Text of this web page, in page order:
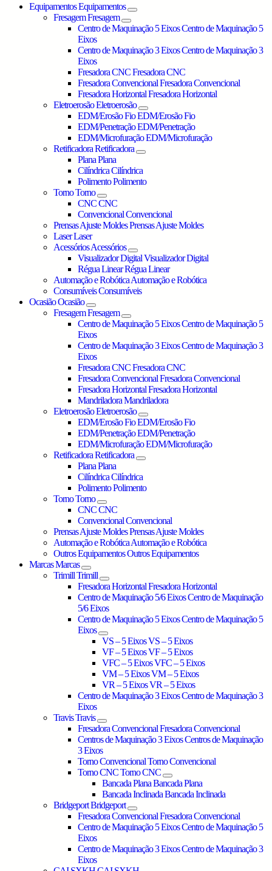
EquipamentosEquipamentos
FresagemFresagem
Centro de Maquinação 5 EixosCentro de Maquinação 5
Eixos
Centro de Maquinação 3 EixosCentro de Maquinação 3
Eixos
Fresadora CNCFresadora CNC
Fresadora ConvencionalFresadora Convencional
Fresadora HorizontalFresadora Horizontal
EletroerosãoEletroerosão
EDM/Erosão FioEDM/Erosão Fio
EDM/PenetraçãoEDM/Penetração
EDM/MicrofuraçãoEDM/Microfuração
RetificadoraRetificadora
PlanaPlana
CilíndricaCilíndrica
PolimentoPolimento
TornoTorno
CNCCNC
ConvencionalConvencional
Prensas Ajuste MoldesPrensas Ajuste Moldes
LaserLaser
AcessóriosAcessórios
Visualizador DigitalVisualizador Digital
Régua LinearRégua Linear
Automação e RobóticaAutomação e Robótica
ConsumíveisConsumíveis
OcasiãoOcasião
FresagemFresagem
Centro de Maquinação 5 EixosCentro de Maquinação 5
Eixos
Centro de Maquinação 3 EixosCentro de Maquinação 3
Eixos
Fresadora CNCFresadora CNC
Fresadora ConvencionalFresadora Convencional
Fresadora HorizontalFresadora Horizontal
MandriladoraMandriladora
EletroerosãoEletroerosão
EDM/Erosão FioEDM/Erosão Fio
EDM/PenetraçãoEDM/Penetração
EDM/MicrofuraçãoEDM/Microfuração
RetificadoraRetificadora
PlanaPlana
CilíndricaCilíndrica
PolimentoPolimento
TornoTorno
CNCCNC
ConvencionalConvencional
Prensas Ajuste MoldesPrensas Ajuste Moldes
Automação e RobóticaAutomação e Robótica
Outros EquipamentosOutros Equipamentos
MarcasMarcas
TrimillTrimill
Fresadora HorizontalFresadora Horizontal
Centro de Maquinação 5/6 EixosCentro de Maquinação
5/6 Eixos
Centro de Maquinação 5 EixosCentro de Maquinação 5
Eixos
VS – 5 EixosVS – 5 Eixos
VF – 5 EixosVF – 5 Eixos
VFC – 5 EixosVFC – 5 Eixos
VM – 5 EixosVM – 5 Eixos
VR – 5 EixosVR – 5 Eixos
Centro de Maquinação 3 EixosCentro de Maquinação 3
Eixos
TravisTravis
Fresadora ConvencionalFresadora Convencional
Centros de Maquinação 3 EixosCentros de Maquinação
3 Eixos
Torno ConvencionalTorno Convencional
Torno CNCTorno CNC
Bancada PlanaBancada Plana
Bancada InclinadaBancada Inclinada
BridgeportBridgeport
Fresadora ConvencionalFresadora Convencional
Centro de Maquinação 5 EixosCentro de Maquinação 5
Eixos
Centro de Maquinação 3 EixosCentro de Maquinação 3
Eixos